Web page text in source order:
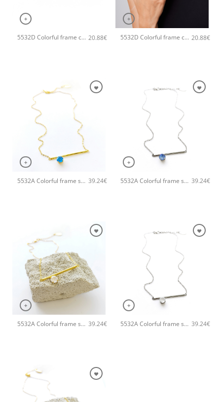
+
5532D Colorful frame crystal χειροποίητο δαχτυλιδι Catherine bijoux Ασημί 20.88€
+
5532D Colorful frame crystal χειροποίητο δαχτυλιδι Catherine bijoux Ανοιχτό Πράσινο 20.88€
+
5532A Colorful frame small χειροποίητο κολιέ Catherine bijoux Τυρκουάζ 39.24€
+
5532A Colorful frame small χειροποίητο κολιέ Catherine bijoux Σιέλ 39.24€
+
5532A Colorful frame small χειροποίητο κολιέ Catherine bijoux Άσπρο 39.24€
+
5532A Colorful frame small χειροποίητο κολιέ Catherine bijoux Ασημί 39.24€